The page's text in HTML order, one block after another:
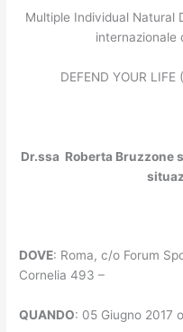
Multiple Individual Natural
internazionale
DEFEND YOUR
Dr.ssa Roberta Bruzzone
DOVE: Roma, c/o Forum
Cornelia 493 –
QUANDO: 05 Giugno 2017